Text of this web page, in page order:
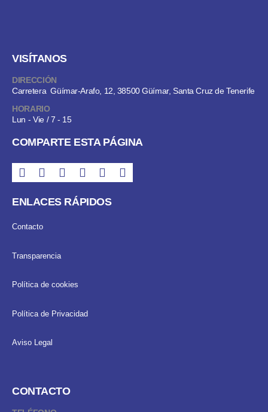
VISÍTANOS
DIRECCIÓN
Carretera Güímar-Arafo, 12, 38500 Güímar, Santa Cruz de Tenerife
HORARIO
Lun - Vie / 7 - 15
COMPARTE ESTA PÁGINA
ENLACES RÁPIDOS
Contacto
Transparencia
Política de cookies
Política de Privacidad
Aviso Legal
CONTACTO